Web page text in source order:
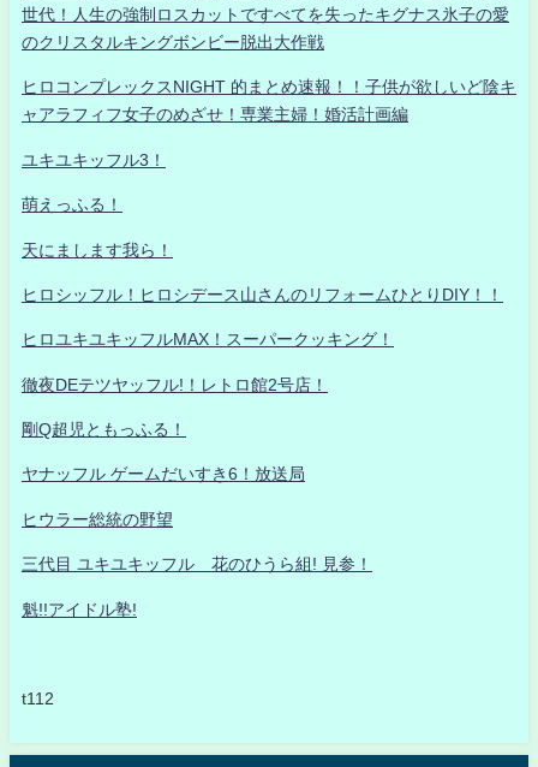
世代！人生の強制ロスカットですべてを失ったキグナス氷子の愛
のクリスタルキングボンビー脱出大作戦
ヒロコンプレックスNIGHT 的まとめ速報！！子供が欲しいど陰キ
ャアラフィフ女子のめざせ！専業主婦！婚活計画編
ユキユキッフル3！
萌えっふる！
天にまします我ら！
ヒロシッフル！ヒロシデース山さんのリフォームひとりDIY！！
ヒロユキユキッフルMAX！スーパークッキング！
徹夜DEテツヤッフル!！レトロ館2号店！
剛Q超児ともっふる！
ヤナッフル ゲームだいすき6！放送局
ヒウラー総統の野望
三代目 ユキユキッフル 花のひうら組! 見参！
魁!!アイドル塾!
t112